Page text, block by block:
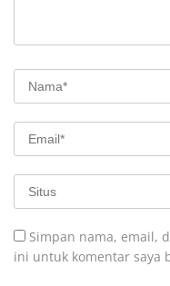
Simpan nama, email,
ini untuk komentar saya